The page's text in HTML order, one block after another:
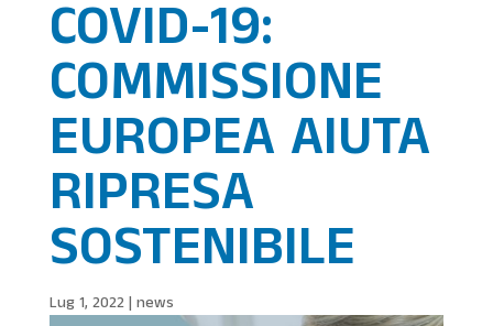
COVID-19:
COMMISSIONE
EUROPEA AIUTA
RIPRESA
SOSTENIBILE
Lug 1, 2022| news